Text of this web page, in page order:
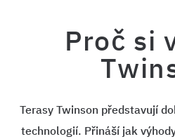
Proč si
Terasy Twinson představují
technologií. Přináší jak